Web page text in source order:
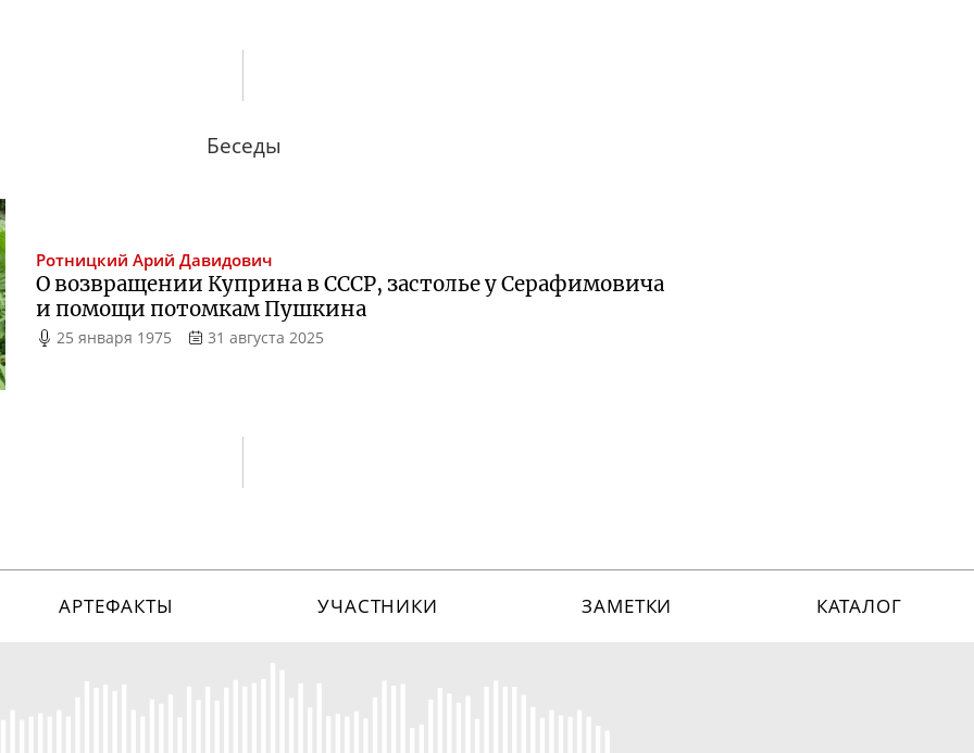
Беседы
Ротницкий Арий Давидович
О возвращении Куприна в СССР, застолье у Серафимовича
и помощи потомкам Пушкина
25 января 1975 31 августа 2025
АРТЕФАКТЫ УЧАСТНИКИ ЗАМЕТКИ КАТАЛОГ